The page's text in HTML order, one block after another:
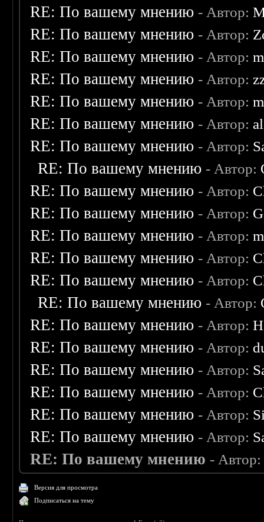
RE: По вашему мнению - Автор:
RE: По вашему мнению - Автор:
RE: По вашему мнению - Автор:
RE: По вашему мнению - Автор:
RE: По вашему мнению - Автор:
RE: По вашему мнению - Автор:
RE: По вашему мнению - Автор:
RE: По вашему мнению - Автор:
RE: По вашему мнению - Автор:
RE: По вашему мнению - Автор:
RE: По вашему мнению - Автор:
RE: По вашему мнению - Автор:
RE: По вашему мнению - Автор:
RE: По вашему мнению - Автор:
RE: По вашему мнению - Автор:
RE: По вашему мнению - Автор:
RE: По вашему мнению - Автор:
RE: По вашему мнению - Автор:
RE: По вашему мнению - Автор:
RE: По вашему мнению - Автор:
RE: По вашему мнению -
Версия для просмотра
Подписаться на тему